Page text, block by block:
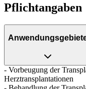
Pflichtangaben
- Vorbeugung der
Herztransplantationen